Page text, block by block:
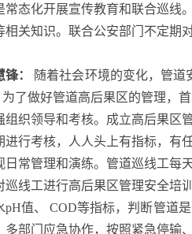
常态化开展宣传教育和联合巡线
相关知识。联合公安部门不定期
：
随着社会环境的变化，管
为了做好管道高后果区的管理，
组织领导和考核。成立高后果区
进行考核，人人头上有指标，有
日常管理和演练。管道巡线工每
巡线工进行高后果区管理安全培
pH值、 COD等指标，判断管道
多部门应急协作，按照紧急停输